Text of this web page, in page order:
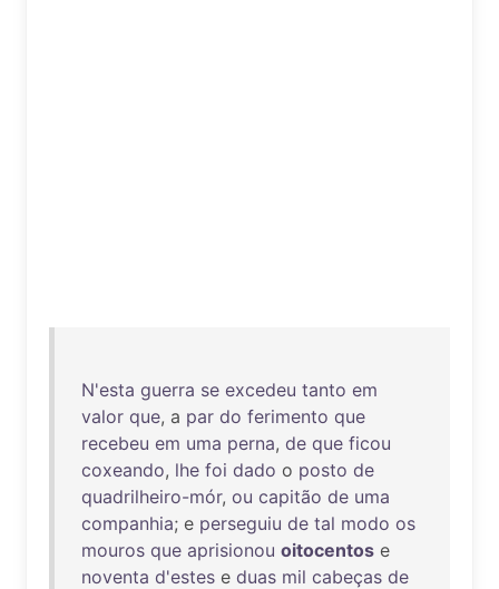
N'esta guerra se excedeu tanto em
valor que, a par do ferimento que
recebeu em uma perna, de que ficou
coxeando, lhe foi dado o posto de
quadrilheiro-mór, ou capitão de uma
companhia; e perseguiu de tal modo os
mouros que aprisionou oitocentos e
noventa d'estes e duas mil cabeças de